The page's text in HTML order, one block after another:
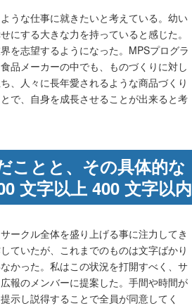
うな仕事に就きたいと考えている。幼い
する大きな力を持っていると感じた。
を志望するようになった。MPSプログラ
品メーカーの中でも、ものづくりに対し
、人々に長年愛されるような商品づくり
で、自身を成長させることが出来ると考
ことと、その具体的な
文字以上 400 文字以内
ークル全体を盛り上げる事に注力してき
ていたが、これまでのものは文字ばかり
かった。私はこの状況を打開すべく、サ
報のメンバーに提案した。手間や時間が
示し説得することで全員が同意してく